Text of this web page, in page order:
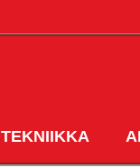
TEKNIIKKA